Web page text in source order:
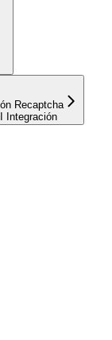
Recaptcha
Integración